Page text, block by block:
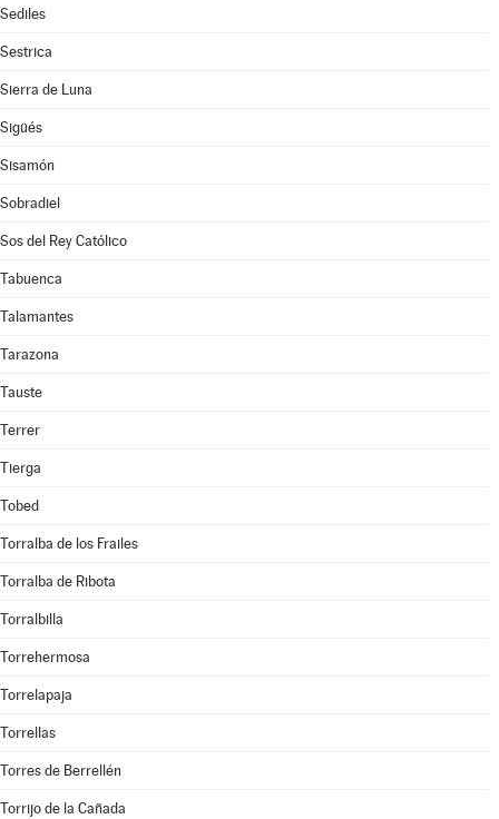
Sediles
Sestrica
Sierra de Luna
Sigüés
Sisamón
Sobradiel
Sos del Rey Católico
Tabuenca
Talamantes
Tarazona
Tauste
Terrer
Tierga
Tobed
Torralba de los Frailes
Torralba de Ribota
Torralbilla
Torrehermosa
Torrelapaja
Torrellas
Torres de Berrellén
Torrijo de la Cañada